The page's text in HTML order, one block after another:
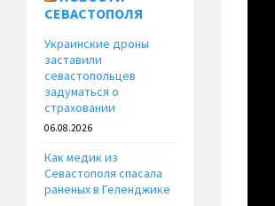
СЕВАСТОПОЛЯ
Украинские дроны
заставили
севастопольцев
задуматься о
страховании
06.08.2026
Как медик из
Севастополя спасала
раненых в Геленджике